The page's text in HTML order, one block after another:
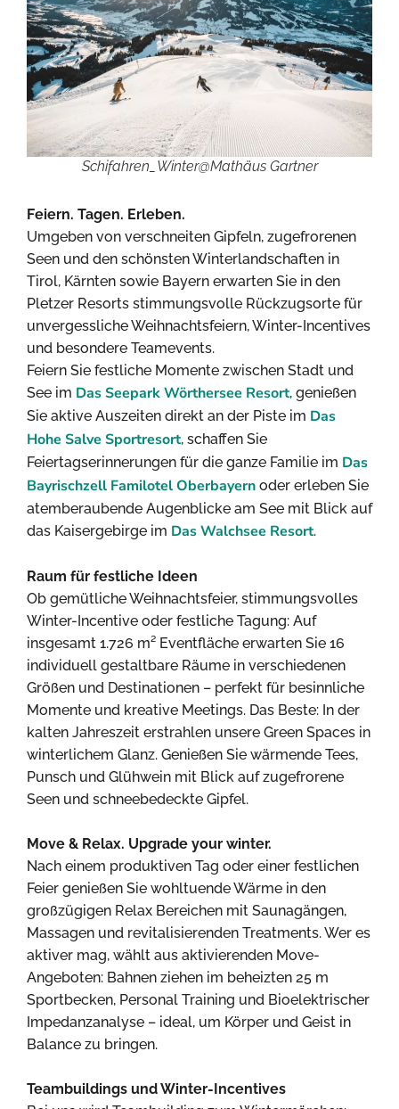
Schifahren_Winter@Mathäus Gartner
Feiern. Tagen. Erleben.
Umgeben von verschneiten Gipfeln, zugefrorenen
Seen und den schönsten Winterlandschaften in
Tirol, Kärnten sowie Bayern erwarten Sie in den
Pletzer Resorts stimmungsvolle Rückzugsorte für
unvergessliche Weihnachtsfeiern, Winter-Incentives
und besondere Teamevents.
Feiern Sie festliche Momente zwischen Stadt und
See im Das Seepark Wörthersee Resort, genießen
Sie aktive Auszeiten direkt an der Piste im Das
Hohe Salve Sportresort, schaffen Sie
Feiertagserinnerungen für die ganze Familie im Das
Bayrischzell Familotel Oberbayern oder erleben Sie
atemberaubende Augenblicke am See mit Blick auf
das Kaisergebirge im Das Walchsee Resort.
Raum für festliche Ideen
Ob gemütliche Weihnachtsfeier, stimmungsvolles
Winter-Incentive oder festliche Tagung: Auf
insgesamt 1.726 m² Eventfläche erwarten Sie 16
individuell gestaltbare Räume in verschiedenen
Größen und Destinationen – perfekt für besinnliche
Momente und kreative Meetings. Das Beste: In der
kalten Jahreszeit erstrahlen unsere Green Spaces in
winterlichem Glanz. Genießen Sie wärmende Tees,
Punsch und Glühwein mit Blick auf zugefrorene
Seen und schneebedeckte Gipfel.
Move & Relax. Upgrade your winter.
Nach einem produktiven Tag oder einer festlichen
Feier genießen Sie wohltuende Wärme in den
großzügigen Relax Bereichen mit Saunagängen,
Massagen und revitalisierenden Treatments. Wer es
aktiver mag, wählt aus aktivierenden Move-
Angeboten: Bahnen ziehen im beheizten 25 m
Sportbecken, Personal Training und Bioelektrischer
Impedanzanalyse – ideal, um Körper und Geist in
Balance zu bringen.
Teambuildings und Winter-Incentives